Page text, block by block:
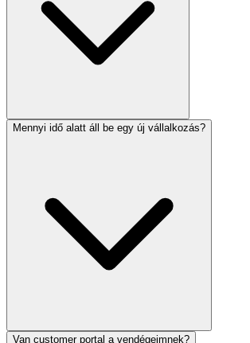
Mennyi idő alatt áll be egy új vállalkozás?
Van customer portal a vendégeimnek?